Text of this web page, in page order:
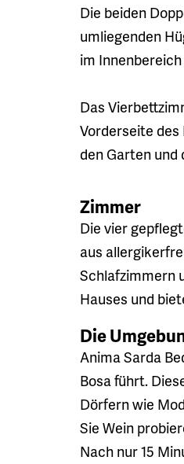
Die beiden
umliegenden
im
Das
Vorderseite
den Garten und
Zimmer
Die vier
aus
Schlafzimmern
Hauses und
Die
Anima Sarda
Bosa führt.
Dörfern wie
Sie Wein
Nach nur 15